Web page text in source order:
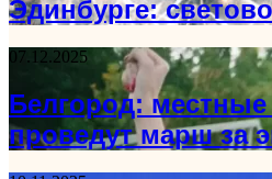
Эдинбурге:
07.12.2025
Белгород:
проведут марш за